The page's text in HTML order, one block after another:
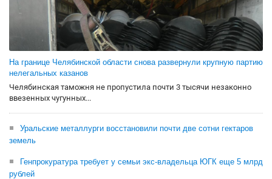
На границе Челябинской области снова развернули крупную партию
нелегальных казанов
Челябинская таможня не пропустила почти 3 тысячи незаконно
ввезенных чугунных...
Уральские металлурги восстановили почти две сотни гектаров
земель
Генпрокуратура требует у семьи экс-владельца ЮГК еще 5 млрд
рублей